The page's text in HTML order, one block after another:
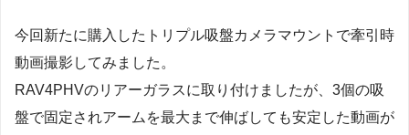
今回新たに購入したトリプル吸盤カメラマウントで牽引時
動画撮影してみました。
RAV4PHVのリアーガラスに取り付けましたが、3個の吸
盤で固定されアームを最大まで伸ばしても安定した動画が